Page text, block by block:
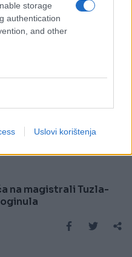
storage
authentication
and other
Uslovi korištenja
na magistrali Tuzla-